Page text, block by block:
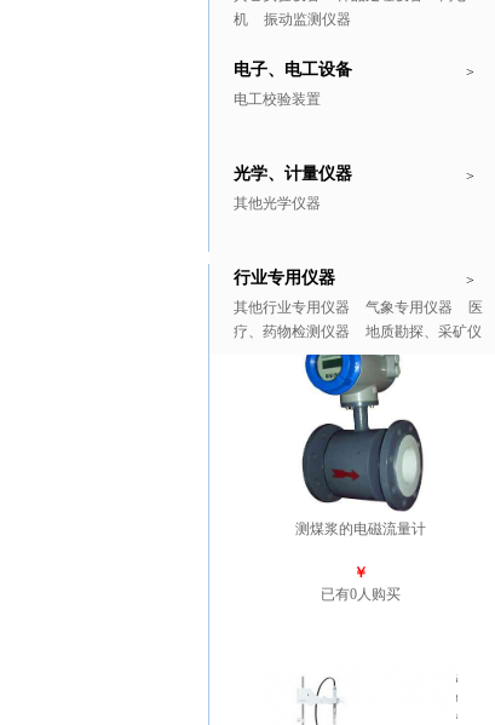
机
振动监测仪器
>
电子、电工设备
电工校验装置
>
光学、计量仪器
其他光学仪器
>
行业专用仪器
其他行业专用仪器 气象专用仪器
医
疗、药物检测仪器
地质勘探、采矿仪
推广商品 更多>>
测煤浆的电磁流量计
￥
已有0人购买